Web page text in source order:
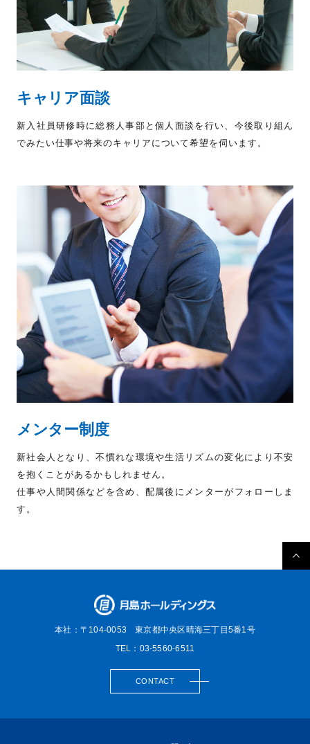
キャリア面談
新入社員研修時に総務人事部と個人面談を行い、今後取り組ん
でみたい仕事や将来のキャリアについて希望を伺います。
メンター制度
新社会人となり、不慣れな環境や生活リズムの変化により不安
を抱くことがあるかもしれません。
仕事や人間関係などを含め、配属後にメンターがフォローしま
す。
本社：〒104-0053東京都中央区晴海三丁目5番1号
TEL：03-5560-6511
CONTACT